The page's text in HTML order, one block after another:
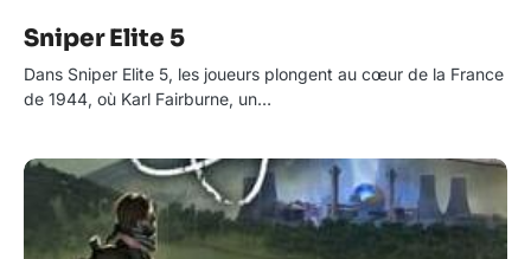
Sniper Elite 5
Dans Sniper Elite 5, les joueurs plongent au cœur de la France
de 1944, où Karl Fairburne, un…